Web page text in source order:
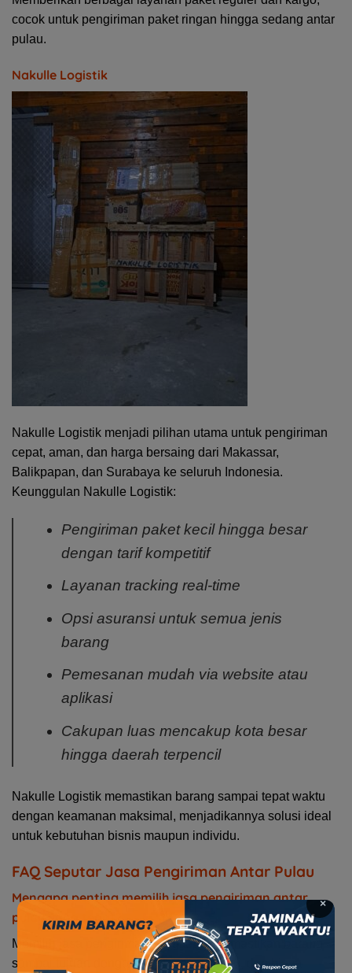
cocok untuk pengiriman paket ringan hingga sedang antar
pulau.
Nakulle Logistik
Nakulle Logistik menjadi pilihan utama untuk pengiriman
cepat, aman, dan harga bersaing dari Makassar,
Balikpapan, dan Surabaya ke seluruh Indonesia.
Keunggulan Nakulle Logistik:
Pengiriman paket kecil hingga besar
dengan tarif kompetitif
Layanan tracking real-time
Opsi asuransi untuk semua jenis
barang
Pemesanan mudah via website atau
aplikasi
Cakupan luas mencakup kota besar
hingga daerah terpencil
Nakulle Logistik memastikan barang sampai tepat waktu
dengan keamanan maksimal, menjadikannya solusi ideal
untuk kebutuhan bisnis maupun individu.
FAQ Seputar Jasa Pengiriman Antar Pulau
Mengapa penting memilih jasa pengiriman antar
pulau yang tepat?
Memilih jasa pengiriman yang tepat memastikan barang
sampai tujuan dengan aman, tepat waktu, dan biaya
×